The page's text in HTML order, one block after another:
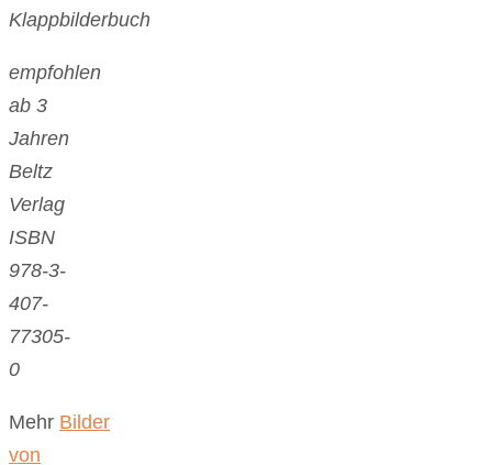
Klappbilderbuch
empfohlen
ab 3
Jahren
Beltz
Verlag
ISBN
978-3-
407-
77305-
0
Mehr Bilder
von